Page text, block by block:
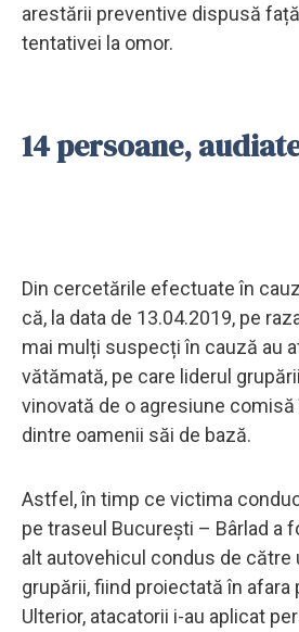
arestării preventive dispusă
tentativei la omor.
14 persoane,
Din cercetările efectuate în
că, la data de 13.04.2019, pe
mai mulți suspecți în cauză au
vătămată, pe care liderul
vinovată de o agresiune
dintre oamenii săi de bază.
Astfel, în timp ce victima
pe traseul București – Bârlad a
alt autovehicul condus de către
grupării, fiind proiectată în afara
Ulterior, atacatorii i-au aplicat